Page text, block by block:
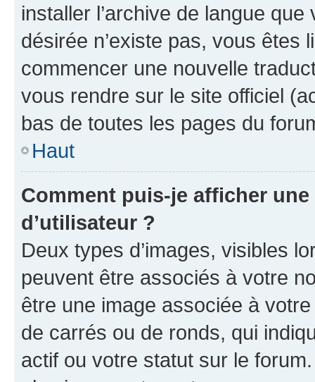
installer l’archive de langue
désirée n’existe pas, vous êtes
commencer une nouvelle
vous rendre sur le site officiel
bas de toutes les pages du
Haut
Comment puis-je afficher
d’utilisateur ?
Deux types d’images, visibles
peuvent être associés à votre
être une image associée à
de carrés ou de ronds, qui
actif ou votre statut sur le